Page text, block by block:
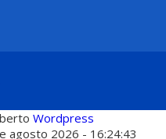
Wordpress
agosto 2026 - 16:24:43